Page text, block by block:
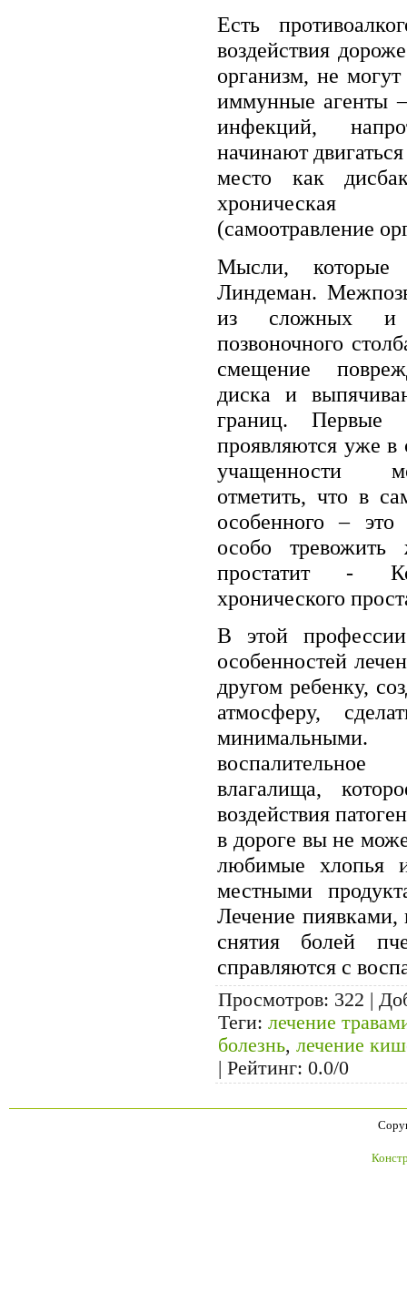
Есть
воздействия
организм, не
иммунные агенты
инфекций,
начинают
место как
(самоотравление
Мысли,
Линдеман.
из сложных и
позвоночного
смещение
диска и
границ. Первые
проявляются уже в
учащенности
отметить, что в
особенного –
особо тревожить
простатит -
хронического
В этой
особенностей
другом ребенку,
атмосферу,
влагалища,
воздействия
в дороге вы не
любимые хлопья
местными
Лечение пиявками,
снятия болей
справляются с
Просмотров: 322 |
Теги: лечение
болезнь, лечение
| Рейтинг: 0.0/0